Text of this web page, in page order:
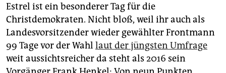
Estrel ist ein besonderer Tag für die
Christdemokraten. Nicht bloß, weil ihr auch als
Landesvorsitzender wieder gewählter Frontmann
99 Tage vor der Wahl laut der jüngsten Umfrage
weit aussichtsreicher da steht als 2016 sein